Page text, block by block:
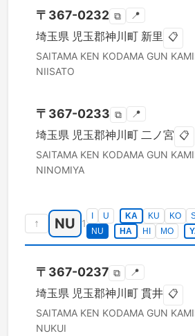
〒 367-0232 ⧉ 📍
埼玉県 児玉郡神川町 新里 📋
SAITAMA KEN KODAMA GUN
NIISATO
〒 367-0233 ⧉ 📍
埼玉県 児玉郡神川町 二ノ宮 📋
SAITAMA KEN KODAMA GUN
NINOMIYA
↑ NU 1
U KA KU KO
NU
HA HI MO
〒 367-0237 ⧉ 📍
埼玉県 児玉郡神川町 貫井 📋
SAITAMA KEN KODAMA GUN
NUKUI